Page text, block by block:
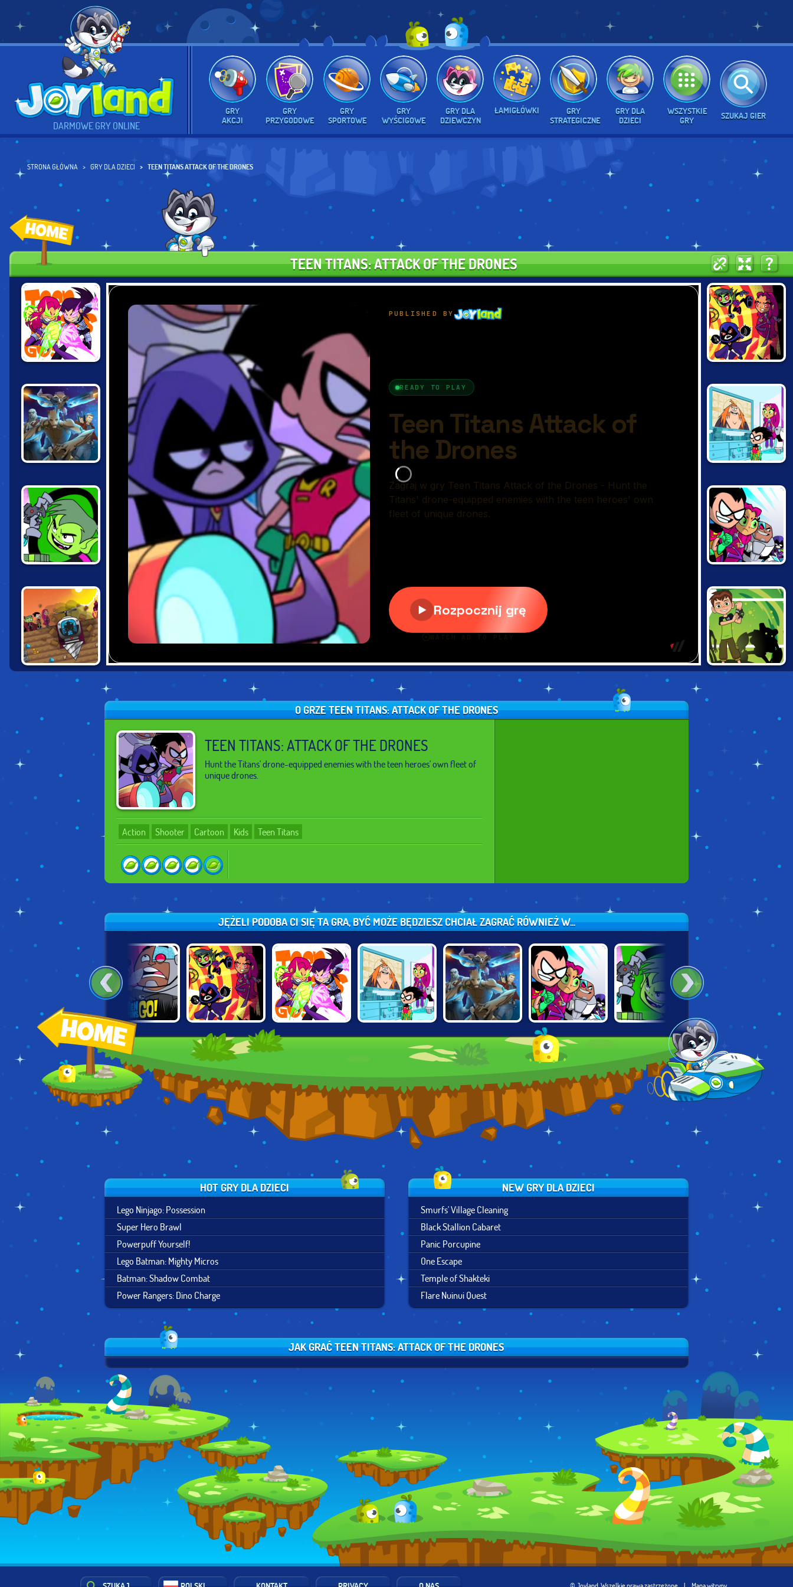
DARMOWE GRY ONLINE
GRY
AKCJI
GRY
PRZYGODOWE
GRY
SPORTOWE
GRY
WYŚCIGOWE
GRY DLA
DZIEWCZYN
ŁAMIGŁÓWKI
GRY
STRATEGICZNE
GRY DLA
DZIECI
WSZYSTKIE
GRY
SZUKAJ GIER
STRONA GŁÓWNA GRY DLA DZIECI TEEN TITANS ATTACK OF THE DRONES
TEEN TITANS: ATTACK OF THE DRONES
STELLAR
SHOWDOWN
THE GALAXY:
GALACTIC RUN
JUMP JOUSTS 2
DRILLIONAIRE 2:
RESCUE
ZAPPING RUN
SLASH OF
JUSTICE
BEN 10: ALIEN
O GRZE TEEN TITANS: ATTACK OF THE DRONES
TEEN TITANS: ATTACK OF THE DRONES
Hunt the Titans' drone-equipped enemies with the teen heroes' own fleet of
unique drones.
Action Shooter Cartoon Kids Teen Titans
JĘŻELI PODOBA CI SIĘ TA GRA, BYĆ MOŻE BĘDZIESZ CHCIAŁ ZAGRAĆ RÓWNIEŻ W...
TEEN TITANS
SUPERHERO
TEEN TITANS:
RUMBLE BEE
TEEN TITANS
RESCUE
ZAPPING RUN
THE GALAXY:
GALACTIC RUN
TEEN TITANS:
SLASH OF
JUSTICE
TEEN TITANS
JUMP JOUSTS 2
BEN 10: ALIEN
HOT GRY DLA DZIECI
Lego Ninjago: Possession
Super Hero Brawl
Powerpuff Yourself!
Lego Batman: Mighty Micros
Batman: Shadow Combat
Power Rangers: Dino Charge
NEW GRY DLA DZIECI
Smurfs' Village Cleaning
Black Stallion Cabaret
Panic Porcupine
One Escape
Temple of Shakteki
Flare Nuinui Quest
JAK GRAĆ TEEN TITANS: ATTACK OF THE DRONES